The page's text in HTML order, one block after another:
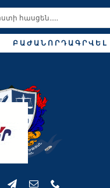
ԲԱԺԱՆՈՐԴԱԳՐՎԵԼ